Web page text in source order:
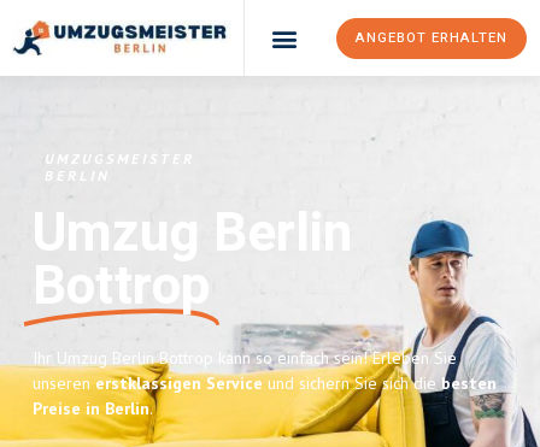
ANGEBOT ERHALTEN
UMZUGSMEISTER
BERLIN
Umzug Berlin
Bottrop
Ihr Umzug Berlin Bottrop kann so einfach sein! Erleben Sie
unserenerstklassigen Serviceund sichern Sie sich diebesten
Preise in Berlin.